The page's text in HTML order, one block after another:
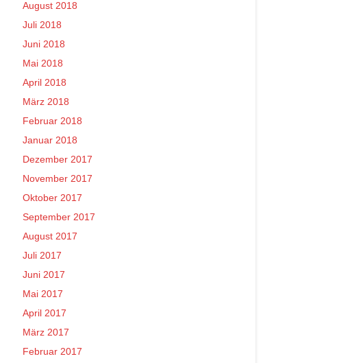
August 2018
Juli 2018
Juni 2018
Mai 2018
April 2018
März 2018
Februar 2018
Januar 2018
Dezember 2017
November 2017
Oktober 2017
September 2017
August 2017
Juli 2017
Juni 2017
Mai 2017
April 2017
März 2017
Februar 2017